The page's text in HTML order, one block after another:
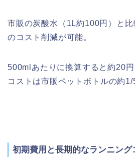
市販の炭酸水（1L約100円）と
のコスト削減が可能。
500mlあたりに換算すると約20
コストは市販ペットボトルの約1/
初期費用と長期的なランニング